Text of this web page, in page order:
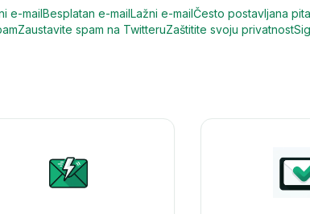
e-mailBesplatan e-mailLažni e-mailČesto postavljana
Zaustavite spam na TwitteruZaštitite svoju privatnost